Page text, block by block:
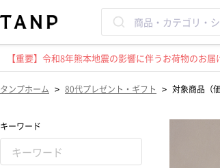
【重要】令和8年熊本地震の影響に伴うお荷物のお
タンプホーム > 80代プレゼント・ギフト > 対象商品（
キーワード